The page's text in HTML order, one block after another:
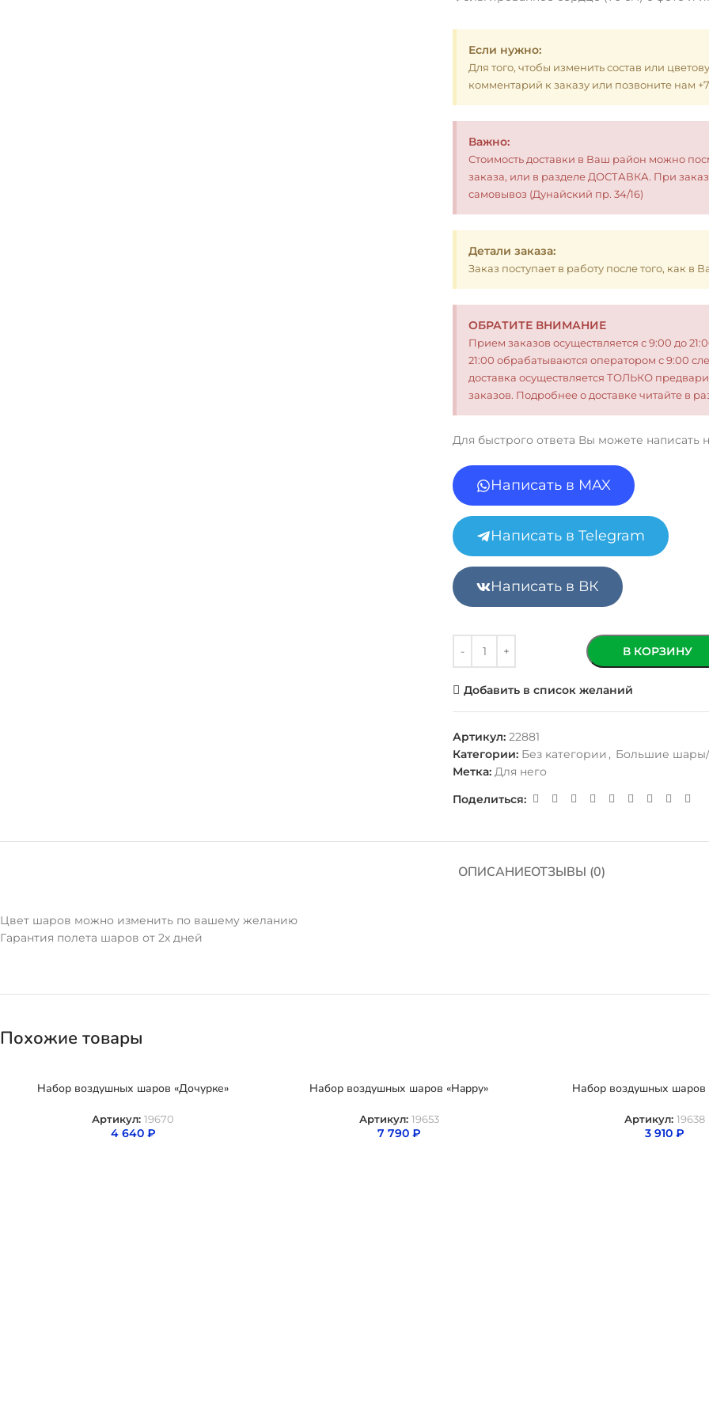
Если нужно:
Для того, чтобы изменить состав или
комментарий к заказу или позвоните нам +7
Важно:
Стоимость доставки в Ваш район можно
заказа, или в разделе ДОСТАВКА. При
самовывоз (Дунайский пр. 34/16)
Детали заказа:
Заказ поступает в работу после того, как
ОБРАТИТЕ ВНИМАНИЕ
Прием заказов осуществляется с 9:00 до
21:00 обрабатываются оператором с 9:00
доставка осуществляется ТОЛЬКО
заказов. Подробнее о доставке читайте в
Для быстрого ответа Вы можете написать
Написать в MAX
Написать в Telegram
Написать в ВК
В КОРЗИНУ
Добавить в список желаний
Артикул:22881
Категории: Без категории , Большие
Метка: Для него
Поделиться:
ОПИСАНИЕОТЗЫВЫ (0)
Цвет шаров можно изменить по вашему желанию
Гарантия полета шаров от 2х дней
Похожие товары
Набор воздушных шаров «Дочурке»
Артикул: 19670
4 640 ₽
Набор воздушных шаров «Happy»
Артикул: 19653
7 790 ₽
Набор воздушных шаров
Артикул: 19638
3 910 ₽